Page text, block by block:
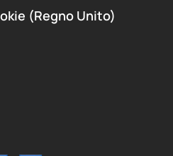
(Regno Unito)